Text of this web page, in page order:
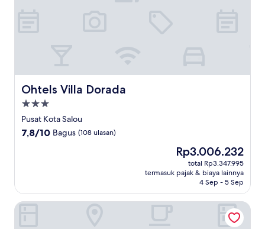
Ohtels Villa Dorada
Ohtels Villa Dorada
Properti
bintang
3.0
Pusat Kota Salou
7.8
7,8/10 Bagus (108 ulasan)
Harga
sekarang
Rp3.006.232
Rp3.006.232
total Rp3.347.995
termasuk pajak & biaya lainnya
4 Sep - 5 Sep
Hotel Best San Francisco